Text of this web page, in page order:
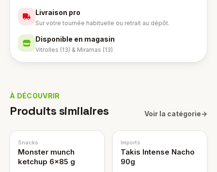
Livraison pro
Sur votre tournée habituelle ou retrait au dépôt.
Disponible en magasin
Vitrolles (13) & Miramas (13)
À DÉCOUVRIR
Produits similaires Voir la catégorie→
Snacks
Monster munch
ketchup 6x85 g
Imports
Takis Intense Nacho
90g